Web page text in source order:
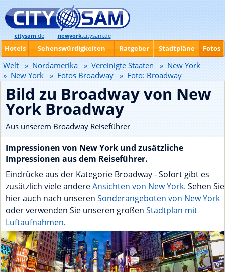
Bild zu Broadway von New
York Broadway
Aus unserem Broadway Reiseführer
Impressionen von New York und zusätzliche
Impressionen aus dem Reiseführer.
Eindrücke aus der Kategorie Broadway - Sofort gibt es
zusätzlich viele andereAnsichten von New York. Sehen Sie
hier auch nach unseren Sonderangeboten von New York
oder verwenden Sie unseren großen Stadtplan mit
Luftaufnahmen.
citysam.de newyork.citysam.de
Hotels Sehenswürdigkeiten Ratgeber Stadtpläne Fotos
Welt » Nordamerika » Vereinigte Staaten » New York
» New York » Fotos Broadway » Foto: Broadway